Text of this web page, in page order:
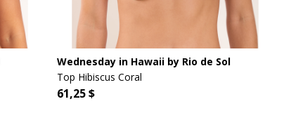
Wednesday in Hawaii by Rio de Sol
Top Hibiscus Coral
61,25 $